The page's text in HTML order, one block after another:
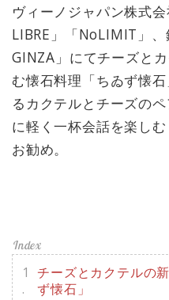
ヴィーノジャパン株式
LIBRE」「NoLIMIT」
GINZA」にてチーズと
む懐石料理「ちゐず懐
るカクテルとチーズの
に軽く一杯会話を楽し
お勧め。
チーズとカクテルの
ず懐石」